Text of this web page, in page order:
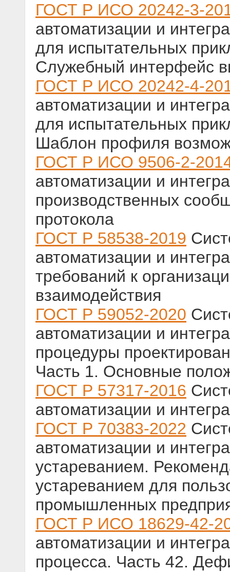
ГОСТ Р ИСО 20242-3-
автоматизации и
для испытательных
Служебный интерфейс
ГОСТ Р ИСО 20242-4-
автоматизации и
для испытательных
Шаблон профиля
ГОСТ Р ИСО 9506-2-
автоматизации и
производственных
протокола
ГОСТ Р 58538-2019
автоматизации и
требований к
взаимодействия
ГОСТ Р 59052-2020
автоматизации и
процедуры
Часть 1. Основные
ГОСТ Р 57317-2016
автоматизации и
ГОСТ Р 70383-2022
автоматизации и
устареванием.
устареванием для
промышленных
ГОСТ Р ИСО 18629-42-
автоматизации и
процесса. Часть 42.